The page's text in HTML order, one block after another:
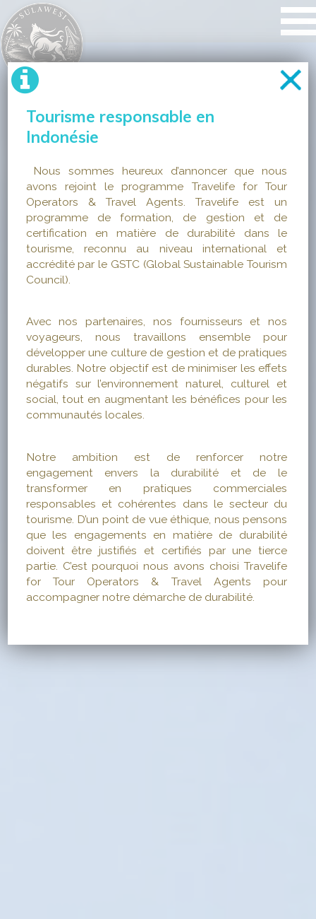
Tourisme responsable en
Indonésie
Nous sommes heureux d’annoncer que nous
avons rejoint le programme Travelife for Tour
Operators & Travel Agents. Travelife est un
programme de formation, de gestion et de
certification en matière de durabilité dans le
tourisme, reconnu au niveau international et
accrédité par le GSTC (Global Sustainable Tourism
Council).
Avec nos partenaires, nos fournisseurs et nos
voyageurs, nous travaillons ensemble pour
développer une culture de gestion et de pratiques
durables. Notre objectif est de minimiser les effets
négatifs sur l’environnement naturel, culturel et
social, tout en augmentant les bénéfices pour les
communautés locales.
Notre ambition est de renforcer notre
engagement envers la durabilité et de le
transformer en pratiques commerciales
responsables et cohérentes dans le secteur du
tourisme. D’un point de vue éthique, nous pensons
que les engagements en matière de durabilité
doivent être justifiés et certifiés par une tierce
partie. C’est pourquoi nous avons choisi Travelife
for Tour Operators & Travel Agents pour
accompagner notre démarche de durabilité.